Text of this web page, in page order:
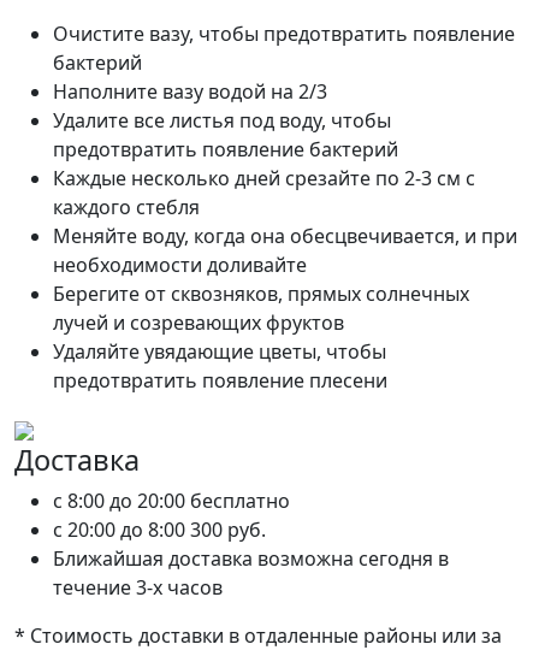
Очистите вазу, чтобы предотвратить появление
бактерий
Наполните вазу водой на 2/3
Удалите все листья под воду, чтобы
предотвратить появление бактерий
Каждые несколько дней срезайте по 2-3 см с
каждого стебля
Меняйте воду, когда она обесцвечивается, и при
необходимости доливайте
Берегите от сквозняков, прямых солнечных
лучей и созревающих фруктов
Удаляйте увядающие цветы, чтобы
предотвратить появление плесени
Доставка
c 8:00 до 20:00 бесплатно
c 20:00 до 8:00300 руб.
Ближайшая доставка возможна сегодня в
течение 3-х часов
* Стоимость доставки в отдаленные районы или за